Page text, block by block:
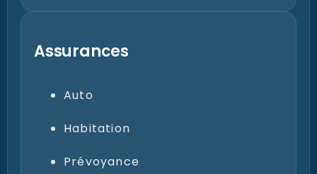
Assurances
Auto
Habitation
Prévoyance